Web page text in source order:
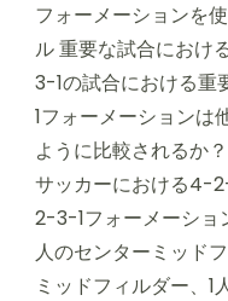
フォーメーションを
ル 重要な試合におけ
3-1の試合における
1フォーメーションは
ように比較される
サッカーにおける4-
2-3-1フォーメーショ
人のセンターミッド
ミッドフィルダー、